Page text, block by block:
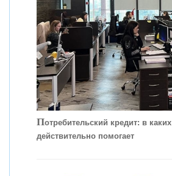
Потребительский кредит: в
действительно помогает